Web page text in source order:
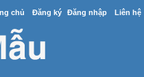
chủ Đăng ký Đăng nhập Liên hệ